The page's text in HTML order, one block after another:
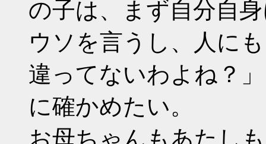
の子は、まず自分自
ウソを言うし、人に
違ってないわよね？
に確かめたい。
お母ちゃんもあたし